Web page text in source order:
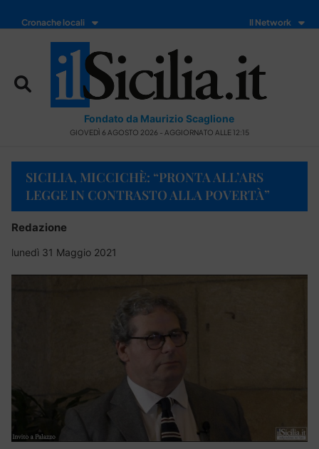
Cronache locali Il Network
Fondato da Maurizio Scaglione
GIOVEDÌ 6 AGOSTO 2026 - AGGIORNATO ALLE 12:15
SICILIA, MICCICHÈ: “PRONTA ALL’ARS
LEGGE IN CONTRASTO ALLA POVERTÀ”
Redazione
lunedì 31 Maggio 2021